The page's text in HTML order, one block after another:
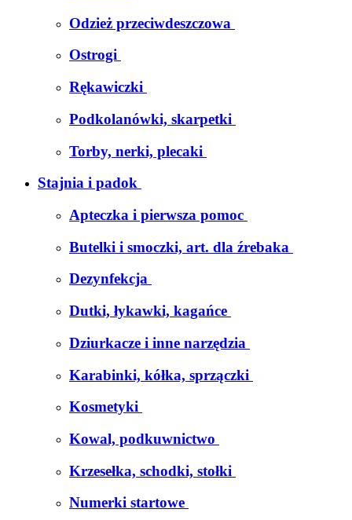
Odzież przeciwdeszczowa
Ostrogi
Rękawiczki
Podkolanówki, skarpetki
Torby, nerki, plecaki
Stajnia i padok
Apteczka i pierwsza pomoc
Butelki i smoczki, art. dla źrebaka
Dezynfekcja
Dutki, łykawki, kagańce
Dziurkacze i inne narzędzia
Karabinki, kółka, sprzączki
Kosmetyki
Kowal, podkuwnictwo
Krzesełka, schodki, stołki
Numerki startowe